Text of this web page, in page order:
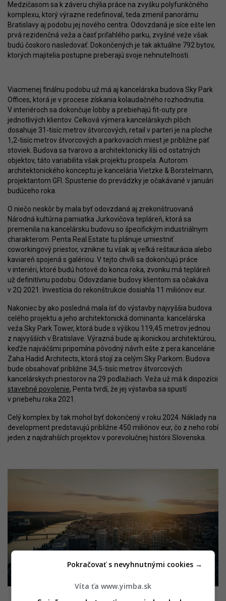
Medzičasom sa k záveru chýlia práce na zvyšku polyfunkčného
komplexu, ktorý výrazne redefinoval, teda zmenil panorámu
Bratislavy aj podobu jej nového centra. Odovzdaná je síce ešte len
prvá rezidenčná veža a časť priľahlého parku, zvyšné veže však
budú čoskoro nasledovať. Dokončených je tak aktuálne 792 bytov,
ktorých majitelia postupne preberajú svoje nehnuteľnosti.
Viacmenej finálnu podobu už má aj kancelárska budova Sky Park
Offices, ktorá je v procese získania kolaudačného rozhodnutia.
V interiéroch sa dokončuje lobby a prebiehajú fit-outy pre
jednotlivých klientov. Celková výmera kancelárskych plôch
dosahuje 31-tisíc metrov štvorcových, retail v parteri je na ploche
1,2-tisíc metrov štvorcových a parkovacích miest je približne päť
stoviek. Budova sa tvarovo a architektonicky líši od ostatných
objektov, táto variabilita však projektu prospela. Autorom
architektonického konceptu je kancelária Vietzke & Borstelmann,
projektantom GFI. Spustenie do prevádzky je očakávané v januári
budúceho roka.
O niečo neskôr by mala byť odovzdaná aj zrekonštruovaná
Národná kultúrna pamiatka Jurkovičova tepláreň, ktorá sa
premenila na kancelársku budovu so špecifickým industriálnym
charakterom. Penta Real Estate tu plánuje umiestniť
coworkingový priestor, vznikne tu však aj veľká reštaurácia alebo
kaviareň spojená s galériou. V tejto chvíli sa dokončujú práce
v interiéri, ktoré budú hotové do konca roka, zvonku má tepláreň
už definitívnu podobu. Odovzdanie budovy klientom sa očakáva
v 2Q 2021. Investícia do rekonštrukcie dosiahla 11 miliónov eur.
Nakoniec by ako posledná mala ísť do výstavby najvyššia budova
celého projektu a jeho architektonická dominanta: kancelárska
veža Sky Park Tower, ktorá bude s výškou 119,45 metrov jednou
z najvyšších v Bratislave. Výrazná bude aj ikonickou architektúrou,
keďže najväčšmi pripomína pôvodný návrh ešte z pera kancelárie
Zaha Hadid Architects, ktorá stojí za celým Sky Parkom. Budova
bude obsahovať približne 34,5-tisíc metrov štvorcových
kancelárskych priestorov na 29 podlažiach. Veža už má k dispozícii
stavebné povolenie, Penta tvrdí, že jej výstavba sa spustí
v priebehu roka 2021.
Celý komplex by tak mohol byť dokončený v roku 2024. Náklady na
development predstavujú približne 450 miliónov eur, čo z neho robí
jeden z najdrahších projektov v porevolučnej histórii Slovenska.
Zdroj: Penta Real Estate
Víta ťa www.yimba.sk
Pokračovať s nevyhnutnými cookies →